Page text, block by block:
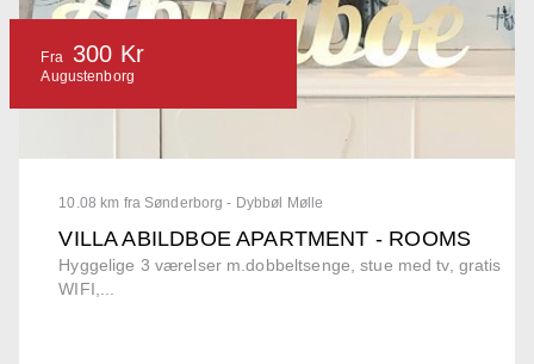
10.08 km fra Sønderborg - Dybbøl Mølle
VILLA ABILDBOE APARTMENT - ROOMS
Hyggelige 3 værelser m.dobbeltsenge, stue med tv, gratis
WIFI,...
Fra 300 Kr
Augustenborg